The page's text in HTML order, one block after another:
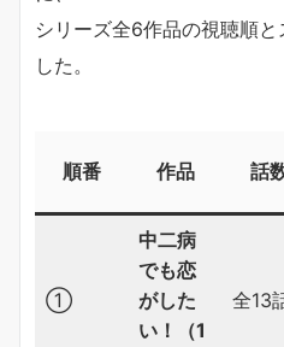
シリーズ全6作品の視聴順
した。
順番 作品 話
①
中二病
でも恋
がした
い！（1
全13